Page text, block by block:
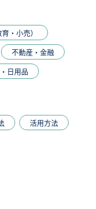
・小売）
不動産・金融
日用品
活用方法